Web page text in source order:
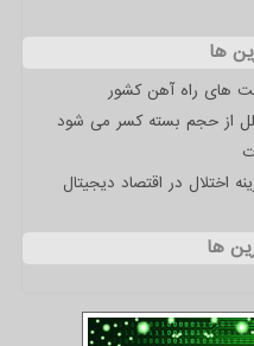
ها
های راه آهن کشور
از حجم بسته کسر می شود
اختلال در اقتصاد دیجیتال
ها